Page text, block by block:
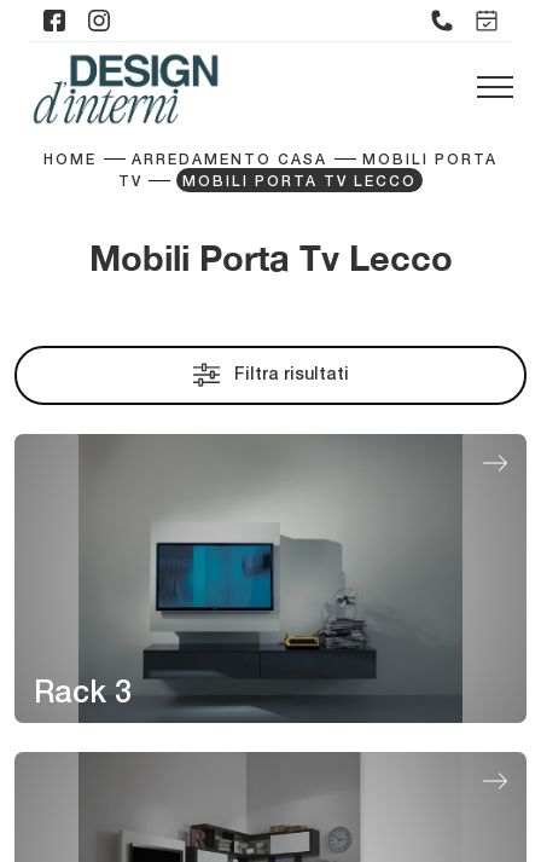
HOME ARREDAMENTO CASA
MOBILI PORTA
TV
MOBILI PORTA TV LECCO
Mobili Porta Tv Lecco
Filtra risultati
Rack 3